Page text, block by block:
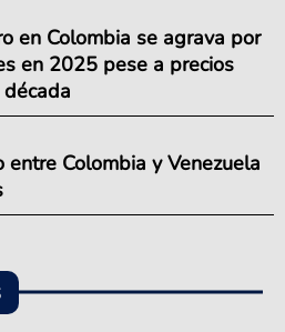
en Colombia se agrava por
en 2025 pese a precios
Colombia y Venezuela